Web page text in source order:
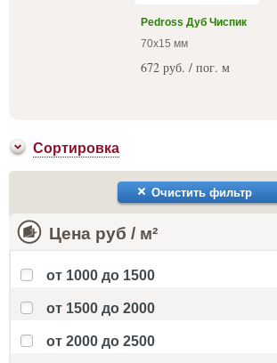
Pedross Дуб Чиспик
70x15 мм
672 руб. / пог. м
Сортировка
Очистить фильтр
Цена руб / м²
от 1000 до 1500
от 1500 до 2000
от 2000 до 2500